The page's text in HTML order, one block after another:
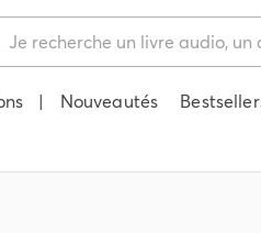
| Nouveautés